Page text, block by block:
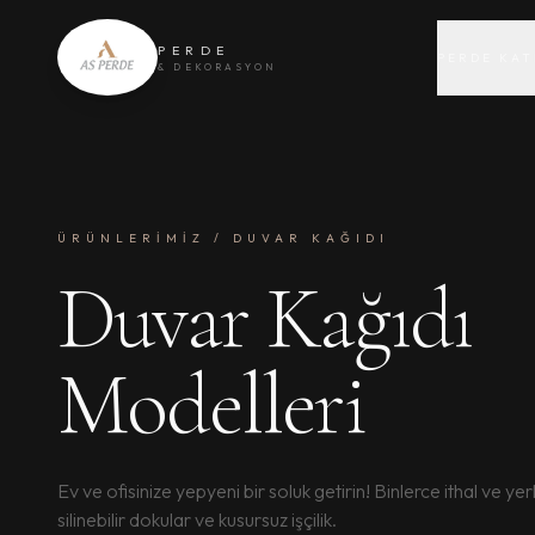
PERDE
& DEKORASYON
ÜRÜNLERİMİZ / DUVAR KAĞIDI
Duvar Kağıdı
Modelleri
Ev ve ofisinize yepyeni bir soluk getirin! Binlerce ithal ve
silinebilir dokular ve kusursuz işçilik.